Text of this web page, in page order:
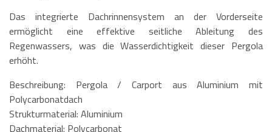
Das integrierte Dachrinnensystem an der Vorderseite
ermöglicht eine effektive seitliche Ableitung des
Regenwassers, was die Wasserdichtigkeit dieser Pergola
erhöht.
Beschreibung: Pergola / Carport aus Aluminium mit
Polycarbonatdach
Strukturmaterial: Aluminium
Dachmaterial: Polycarbonat